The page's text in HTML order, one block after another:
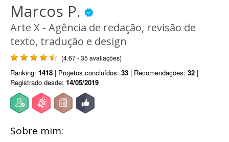
Marcos P.
Arte X - Agência de redação, revisão de
texto, tradução e design
(4.67 - 35 avaliações)
Ranking: 1418 | Projetos concluídos: 33 | Recomendações: 32 |
Registrado desde: 14/05/2019
Sobre mim: